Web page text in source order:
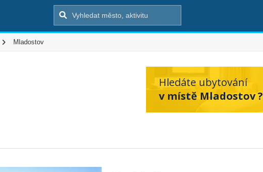
Mladostov
Hledáte ubytování
v místě Mladostov ?